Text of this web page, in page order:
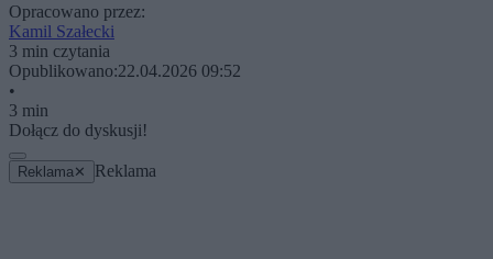
Opracowano przez:
Kamil Szałecki
3 min czytania
Opublikowano:22.04.2026 09:52
•
3 min
Dołącz do dyskusji!
Reklama ✕ Reklama